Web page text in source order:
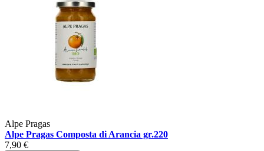
Alpe Pragas
Alpe Pragas Composta di Arancia gr.220
7,90 €